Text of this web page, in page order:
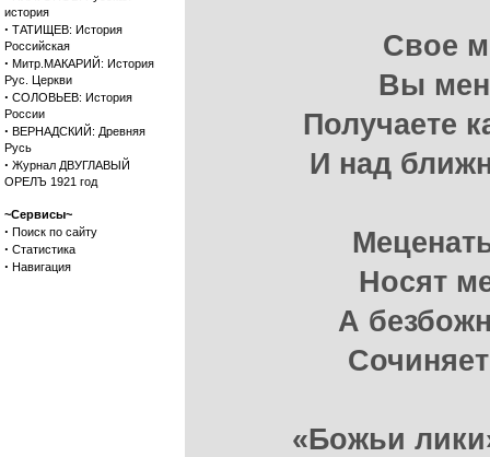
история
· ТАТИЩЕВ: История
Российская
· Митр.МАКАРИЙ: История
Рус. Церкви
· СОЛОВЬЕВ: История
России
· ВЕРНАДСКИЙ: Древняя
Русь
· Журнал ДВУГЛАВЫЙ
ОРЕЛЪ 1921 год
~Сервисы~
· Поиск по сайту
· Статистика
· Навигация
Свое
Вы
Получаете
И над
Носят
А
«Божьи